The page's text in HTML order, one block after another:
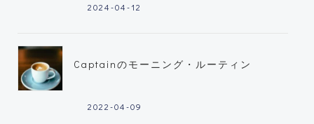
2024-04-12
Captainのモーニング・ルーティン
2022-04-09